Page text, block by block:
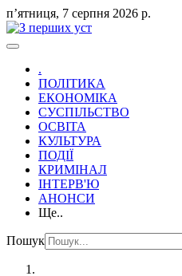
пʼятниця, 7 серпня 2026 р.
.
ПОЛІТИКА
ЕКОНОМІКА
СУСПІЛЬСТВО
ОСВІТА
КУЛЬТУРА
ПОДІЇ
КРИМІНАЛ
ІНТЕРВ'Ю
АНОНСИ
Ще..
Пошук